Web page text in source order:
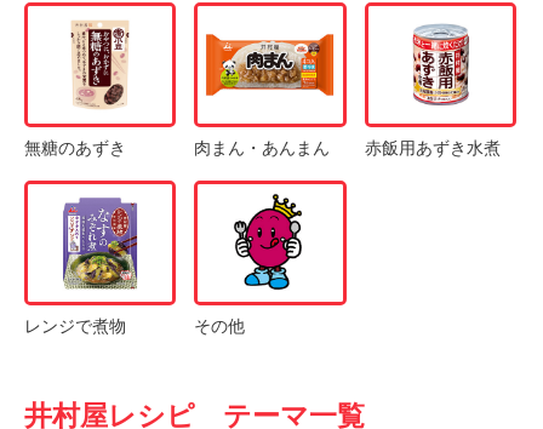
無糖のあずき 肉まん・あんまん 赤飯用あずき水煮
レンジで煮物 その他
井村屋レシピ テーマ一覧